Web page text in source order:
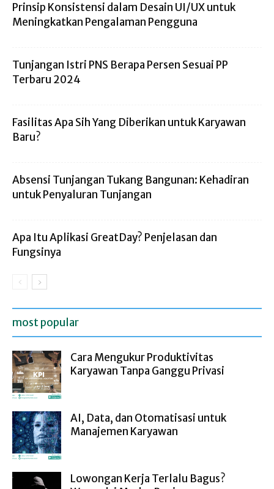
Prinsip Konsistensi dalam Desain UI/UX untuk
Meningkatkan Pengalaman Pengguna
Tunjangan Istri PNS Berapa Persen Sesuai PP
Terbaru 2024
Fasilitas Apa Sih Yang Diberikan untuk Karyawan
Baru?
Absensi Tunjangan Tukang Bangunan: Kehadiran
untuk Penyaluran Tunjangan
Apa Itu Aplikasi GreatDay? Penjelasan dan
Fungsinya
most popular
Cara Mengukur Produktivitas
Karyawan Tanpa Ganggu Privasi
AI, Data, dan Otomatisasi untuk
Manajemen Karyawan
Lowongan Kerja Terlalu Bagus?